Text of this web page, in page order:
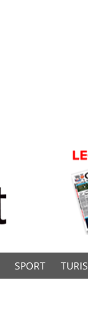
SPORT